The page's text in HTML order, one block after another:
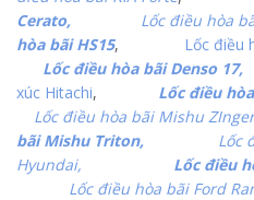
Cerato,
Lốc điều hòa
hòa bãi HS15, Lốc điều
Lốc điều hòa bãi Denso 17,
xúc Hitachi,
Lốc điều
Lốc điều hòa bãi Mishu
bãi Mishu Triton,
Lốc
Hyundai,
Lốc điều
Lốc điều hòa bãi Ford